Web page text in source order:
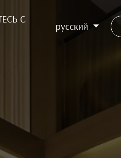
С
русский